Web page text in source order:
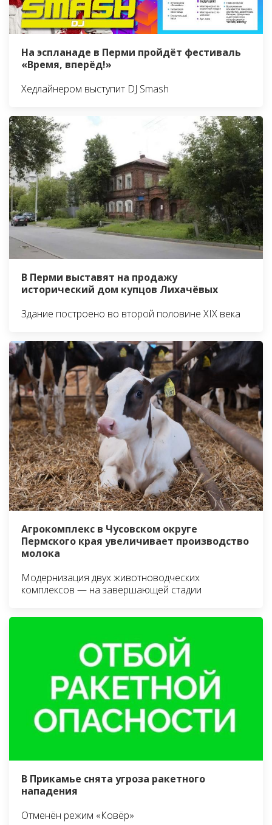
На эспланаде в Перми пройдёт фестиваль
«Время, вперёд!»
Хедлайнером выступит DJ Smash
В Перми выставят на продажу
исторический дом купцов Лихачёвых
Здание построено во второй половине XIX века
Агрокомплекс в Чусовском округе
Пермского края увеличивает производство
молока
Модернизация двух животноводческих
комплексов — на завершающей стадии
В Прикамье снята угроза ракетного
нападения
Отменён режим «Ковёр»